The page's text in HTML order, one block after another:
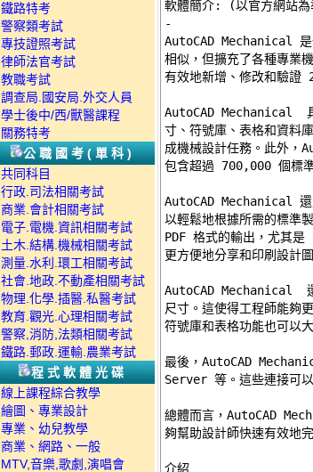
鐵路特考
警察類考試
專技證照考試
律師法官考試
教職考試
調查局.國安局.外交人員
學士後中/西/獸醫課程
關務特考
公職國考(單科)
共同科目
行政.司法相關考試
商業.會計相關考試
電子.電機.資訊相關考試
土木.結構.機械相關考試
測量.水利.環工相關考試
社會.地政.不動產相關考試
物理.化學.插醫.私醫考試
教育.觀光.心理相關考試
警察,消防,法類相關考試
鐵路.郵政.運輸.農業考試
程式軟體光碟
線上課程綜合教學
繪圖、專業設計
專業、幼兒教學
商業、網路、一般
MTV,音樂,歌劇,演唱會
-
AutoCAD Mechanical 是
相似，但擴充了各種專業
有效地新增、修改和驗證
AutoCAD Mechanical  具
寸、符號庫、表格和資料
成機械設計任務。此外，
包含超過 700,000 個標
AutoCAD Mechanical 還
以輕鬆地根據所需的標準
PDF 格式的輸出，尤其
更方便地分享和印刷設計
AutoCAD Mechanical  還
尺寸。這使得工程師能夠
符號庫和表格功能也可以
最後，AutoCAD
Server 等。這些連接可
總體而言，AutoCAD
夠幫助設計師快速有效地